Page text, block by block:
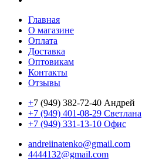
Главная
О магазине
Оплата
Доставка
Оптовикам
Контакты
Отзывы
+7 (949) 382-72-40 Андрей
+7 (949) 401-08-29 Светлана
+7 (949) 331-13-10 Офис
andreiinatenko@gmail.com
4444132@gmail.com